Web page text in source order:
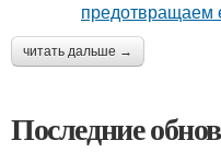
читать дальше →
Последние